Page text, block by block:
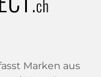
Marken aus